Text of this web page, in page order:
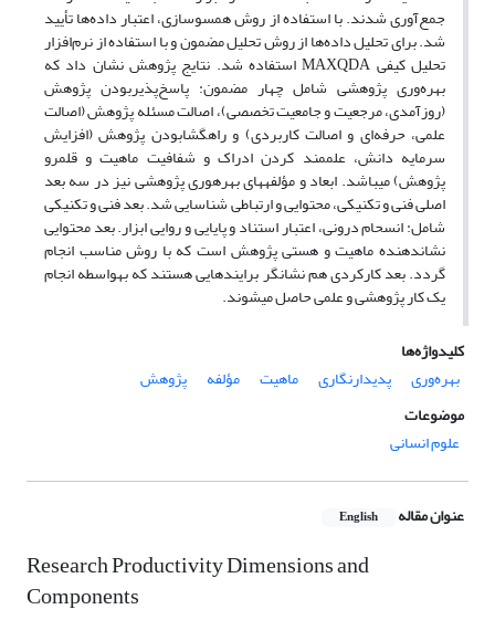
جمع‌آوری شدند. با استفاده از روش همسوسازی، اعتبار داده‌ها تأیید
شد. برای تحلیل داده‌ها از روش تحلیل مضمون و با استفاده از نرم‌افزار
تحلیل کیفی MAXQDA استفاده شد. نتایج پژوهش نشان داد که
بهره‌وری پژوهشی شامل چهار مضمون: پاسخ‌پذیربودن پژوهش
(روزآمدی، مرجعیت و جامعیت تخصصی)، اصالت مسئله پژوهش (اصالت
علمی، حرفه‌ای و اصالت کاربردی) و راهگشابودن پژوهش (افزایش
سرمایه دانش، علم­مند کردن ادراک و شفافیت ماهیت و قلمرو
پژوهش) می­باشد. ابعاد و مؤلفه­های بهره­وری پژوهشی نیز در سه بعد
اصلی فنی و تکنیکی، محتوایی و ارتباطی شناسایی شد. بعد فنی و تکنیکی
شامل: انسحام درونی، اعتبار استناد و پایایی و روایی ابزار. بعد محتوایی
نشان­دهنده ماهیت و هستی پژوهش است که با روش مناسب انجام
گردد. بعد کارکردی هم نشانگر برایندهایی هستند که به­واسطه انجام
یک کار پژوهشی و علمی حاصل می­شوند.
کلیدواژه‌ها
بهره‌وری
پدیدارنگاری ماهیت مؤلفه
پژوهش
موضوعات
علوم انسانی
عنوان مقاله English
Research Productivity Dimensions and
Components